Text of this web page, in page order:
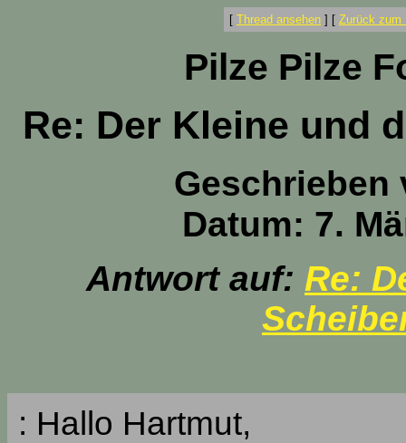
[ Thread ansehen ] [ Zurück zum
Pilze Pilze
Re: Der Kleine und
Datum: 7.
Antwort auf: Re:
: Hallo Hartmut,